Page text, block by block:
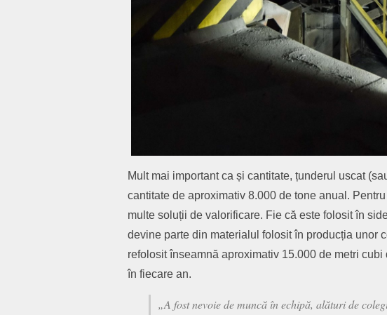
Mult mai important ca și cantitate, țunderul uscat
cantitate de aproximativ 8.000 de tone anual.
multe soluții de valorificare. Fie că este folosit în
devine parte din materialul folosit în producția unor
refolosit înseamnă aproximativ 15.000 de metri
în fiecare an.
„A fost nevoie de muncă în echipă, alături de